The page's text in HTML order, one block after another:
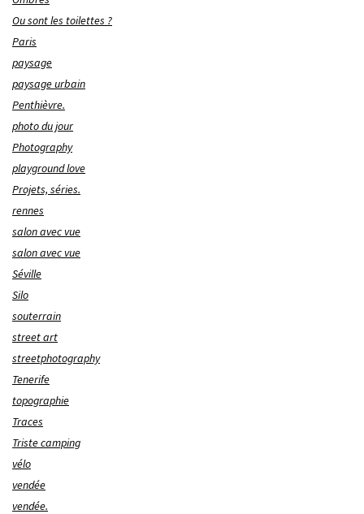
Ou sont les toilettes ?
Paris
paysage
paysage urbain
Penthièvre.
photo du jour
Photography
playground love
Projets, séries.
rennes
salon avec vue
salon avec vue
Séville
Silo
souterrain
street art
streetphotography
Tenerife
topographie
Traces
Triste camping
vélo
vendée
vendée.